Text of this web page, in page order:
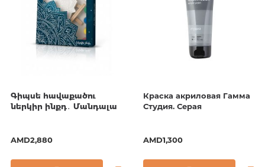
Գիպսե հավաքածու
ներկիր ինքդ․ Մանդալա
AMD2,880
Краска акриловая Гамма
Студия. Серая
AMD1,300